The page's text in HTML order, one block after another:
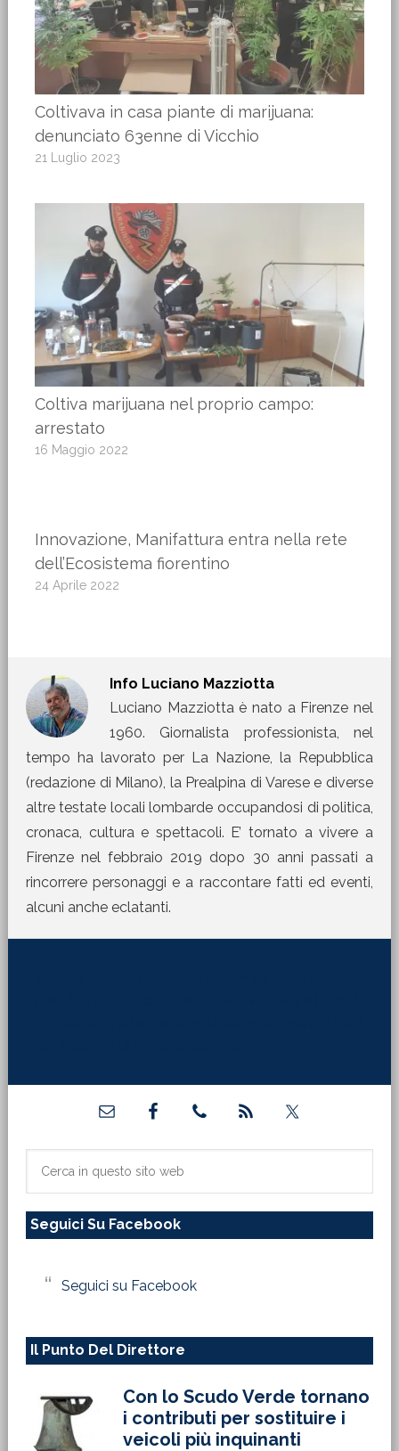
Coltivava in casa piante di marijuana:
denunciato 63enne di Vicchio
21 Luglio 2023
Coltiva marijuana nel proprio campo:
arrestato
16 Maggio 2022
Innovazione, Manifattura entra nella rete
dell’Ecosistema fiorentino
24 Aprile 2022
Info Luciano Mazziotta
Luciano Mazziotta è nato a Firenze nel
1960. Giornalista professionista, nel
tempo ha lavorato per La Nazione, la Repubblica
(redazione di Milano), la Prealpina di Varese e diverse
altre testate locali lombarde occupandosi di politica,
cronaca, cultura e spettacoli. E’ tornato a vivere a
Firenze nel febbraio 2019 dopo 30 anni passati a
rincorrere personaggi e a raccontare fatti ed eventi,
alcuni anche eclatanti.
primaria
sito
Seguici Su Facebook
Seguici su Facebook
Il Punto Del Direttore
Con lo Scudo Verde tornano
i contributi per sostituire i
veicoli più inquinanti